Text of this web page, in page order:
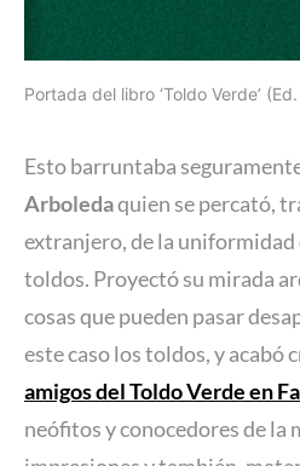
Portada del libro ‘Toldo Verde’
Esto barruntaba
Arboledaquien se percató,
extranjero, de la uniformidad
toldos. Proyectó su mirada
cosas que pueden pasar
este caso los toldos, y acabó
amigos del Toldo Verde en
neófitos y conocedores de